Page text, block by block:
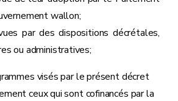
wallon;
par des dispositions décrétales,
ou administratives;
visés par le présent décret
ceux qui sont cofinancés par la